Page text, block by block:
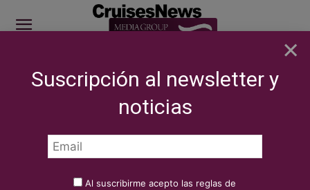
SITE SPONSOR: ICS 2026
BREAKING NEWS
Explore our sponsorship opportunities
Redacción Cruises News
×
Suscripción al newsletter y
noticias
Al suscribirme acepto las reglas de